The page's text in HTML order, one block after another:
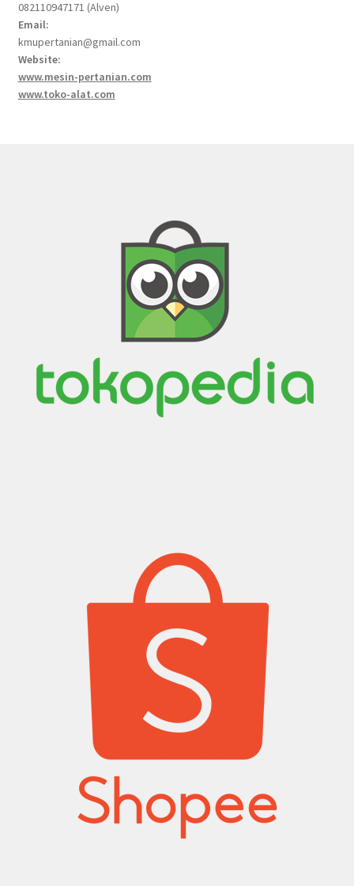
082110947171 (Alven)
Email:
kmupertanian@gmail.com
Website:
www.mesin-pertanian.com
www.toko-alat.com